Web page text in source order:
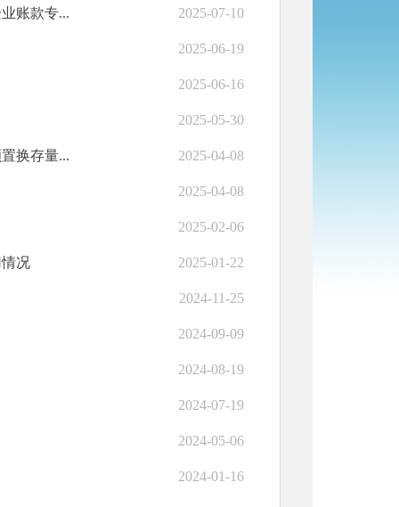
账款专... 2025-07-10
2025-06-19
2025-06-16
2025-05-30
换存量... 2025-04-08
2025-04-08
2025-02-06
况 2025-01-22
2024-11-25
2024-09-09
2024-08-19
2024-07-19
2024-05-06
2024-01-16